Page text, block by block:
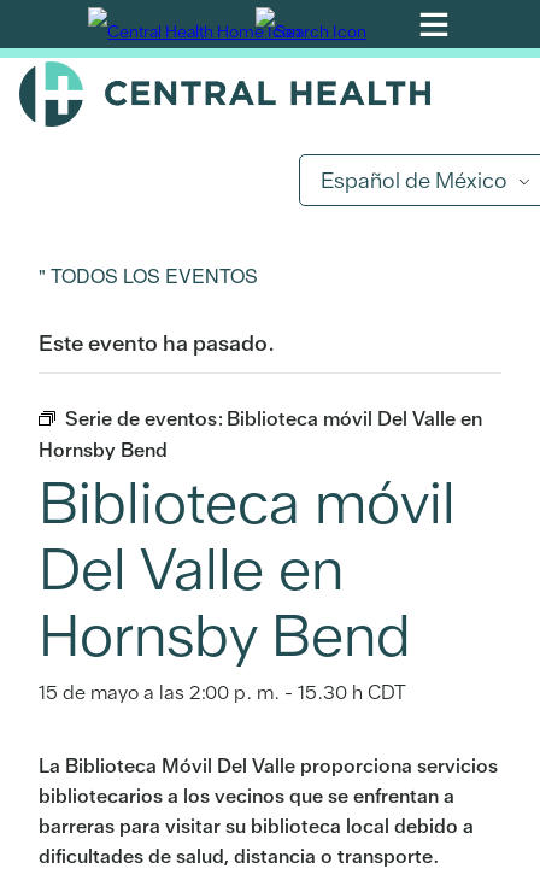
Ir
al
contenido
Español de México
" TODOS LOS EVENTOS
Este evento ha pasado.
Serie de eventos: Biblioteca móvil Del Valle en
Hornsby Bend
Biblioteca móvil
Del Valle en
Hornsby Bend
15 de mayo a las 2:00 p. m. - 15.30 h CDT
La Biblioteca Móvil Del Valle proporciona servicios
bibliotecarios a los vecinos que se enfrentan a
barreras para visitar su biblioteca local debido a
dificultades de salud, distancia o transporte.